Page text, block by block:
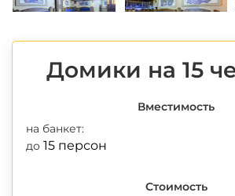
Домики на 15
Вместимость
на банкет:
до 15 персон
Стоимость